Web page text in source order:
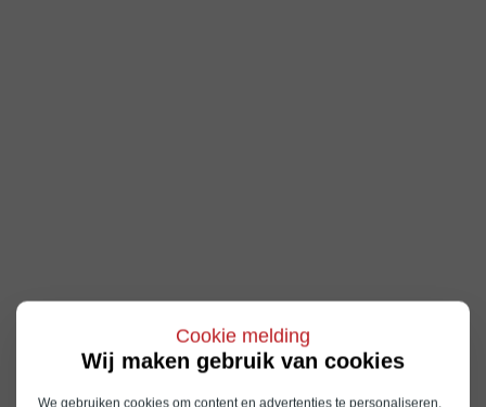
Cookie melding
Wij maken gebruik van cookies
We gebruiken cookies om content en advertenties te personaliseren,